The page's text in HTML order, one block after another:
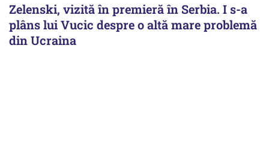
Zelenski, vizită în premieră în Serbia. I s-a
plâns lui Vucic despre o altă mare problemă
din Ucraina